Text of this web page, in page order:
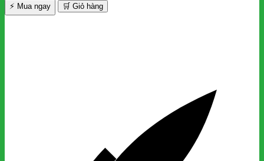
⚡ Mua ngay 🛒 Giỏ hàng